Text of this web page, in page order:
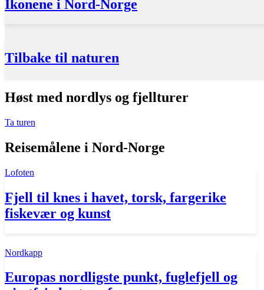
Ikonene i Nord-Norge
Tilbake til naturen
Høst med nordlys og fjellturer
Ta turen
Reisemålene i Nord-Norge
Lofoten
Fjell til knes i havet, torsk, fargerike
fiskevær og kunst
Nordkapp
Europas nordligste punkt, fuglefjell og